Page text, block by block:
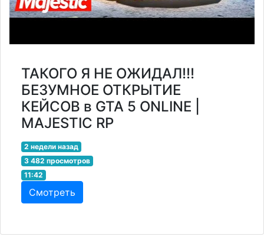
ТАКОГО Я НЕ ОЖИДАЛ!!!
БЕЗУМНОЕ ОТКРЫТИЕ
КЕЙСОВ в GTA 5 ONLINE |
MAJESTIC RP
2 недели назад
3 482 просмотров
11:42
Смотреть